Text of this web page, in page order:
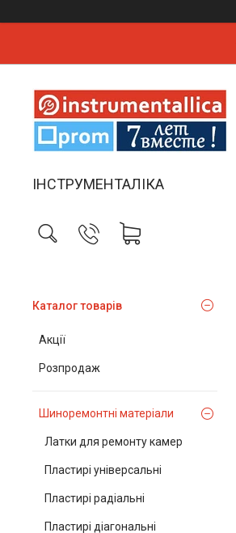
ІНСТРУМЕНТАЛІКА
Каталог товарів
Акції
Розпродаж
Шиноремонтні матеріали
Латки для ремонту камер
Пластирі універсальні
Пластирі радіальні
Пластирі діагональні